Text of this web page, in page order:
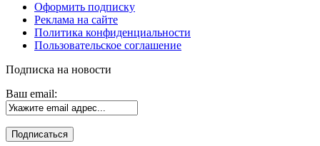
Оформить подписку
Реклама на сайте
Политика конфиденциальности
Пользовательское соглашение
Подписка на новости
Ваш email: